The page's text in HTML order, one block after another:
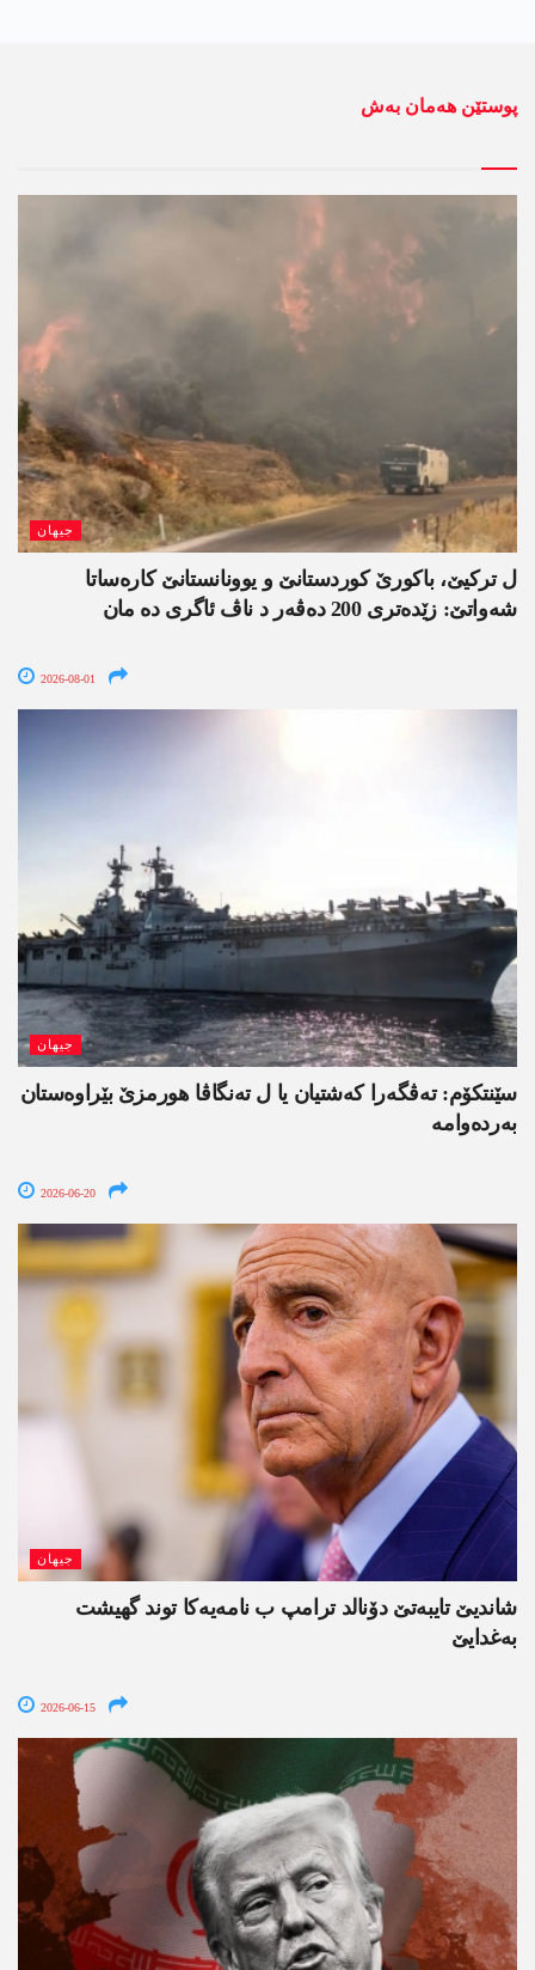
پوستێن ھەمان بەش
جیھان
ل ترکیێ، باکورێ کوردستانێ و یوونانستانێ کارەساتا
شەواتێ: زێدەتری 200 دەڤەر د ناڤ ئاگری دە مان
2026-08-01
جیھان
سێنتکۆم: تەڤگەرا کەشتیان یا ل تەنگاڤا ھورمزێ بێراوەستان
بەردەوامە
2026-06-20
جیھان
شاندیێ تایبەتێ دۆنالد ترامپ ب نامەیەکا توند گھیشت
بەغدایێ
2026-06-15